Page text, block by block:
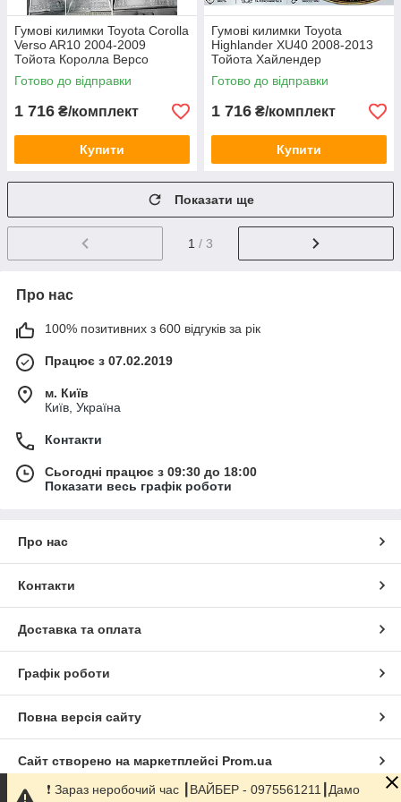
Гумові килимки Toyota Corolla
Verso AR10 2004-2009
Тойота Королла Версо
Готово до відправки
1 716 ₴/комплект
Купити
Гумові килимки Toyota
Highlander XU40 2008-2013
Тойота Хайлендер
Готово до відправки
1 716 ₴/комплект
Купити
Показати ще
1 / 3
Про нас
100% позитивних з 600 відгуків за рік
Працює з 07.02.2019
м. Київ
Київ, Україна
Контакти
Сьогодні працює з 09:30 до 18:00
Показати весь графік роботи
Про нас
Контакти
Доставка та оплата
Графік роботи
Повна версія сайту
Сайт створено на маркетплейсі Prom.ua
❗️ Зараз неробочий час ┃ВАЙБЕР - 0975561211┃Дамо